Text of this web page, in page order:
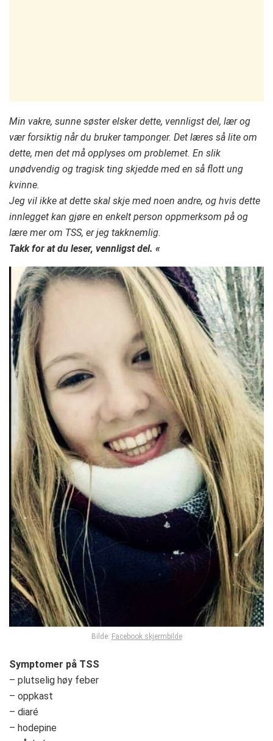
Min vakre, sunne søster elsker dette, vennligst del, lær og
vær forsiktig når du bruker tamponger. Det læres så lite om
dette, men det må opplyses om problemet. En slik
unødvendig og tragisk ting skjedde med en så flott ung
kvinne.
Jeg vil ikke at dette skal skje med noen andre, og hvis dette
innlegget kan gjøre en enkelt person oppmerksom på og
lære mer om TSS, er jeg takknemlig.
Takk for at du leser, vennligst del. «
Bilde: Facebook skjermbilde
Symptomer på TSS
– plutselig høy feber
– oppkast
– diaré
– hodepine